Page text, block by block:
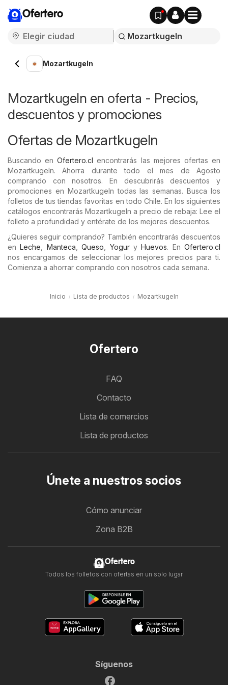
Ofertero
Mozartkugeln
Mozartkugeln en oferta - Precios,
descuentos y promociones
Ofertas de Mozartkugeln
Buscando enOfertero.cl encontrarás las mejores ofertas en
Mozartkugeln. Ahorra durante todo el mes de Agosto
comprando con nosotros. En descubrirás descuentos y
promociones en Mozartkugeln todas las semanas. Busca los
folletos de tus tiendas favoritas en todo Chile. En los siguientes
catálogos encontrarás Mozartkugeln a precio de rebaja: Lee el
folleto a profundidad y entérate de los mejores descuentos.
¿Quieres seguir comprando? También encontrarás descuentos
enLeche Manteca ,Queso YoguryHuevos. En Ofertero.cl
nos encargamos de seleccionar los mejores precios para ti.
Comienza a ahorrar comprando con nosotros cada semana.
Inicio Lista de productos Mozartkugeln
Ofertero
FAQ
Contacto
Lista de comercios
Lista de productos
Únete a nuestros socios
Cómo anunciar
Zona B2B
Ofertero
Todos los folletos con ofertas en un solo lugar
Síguenos